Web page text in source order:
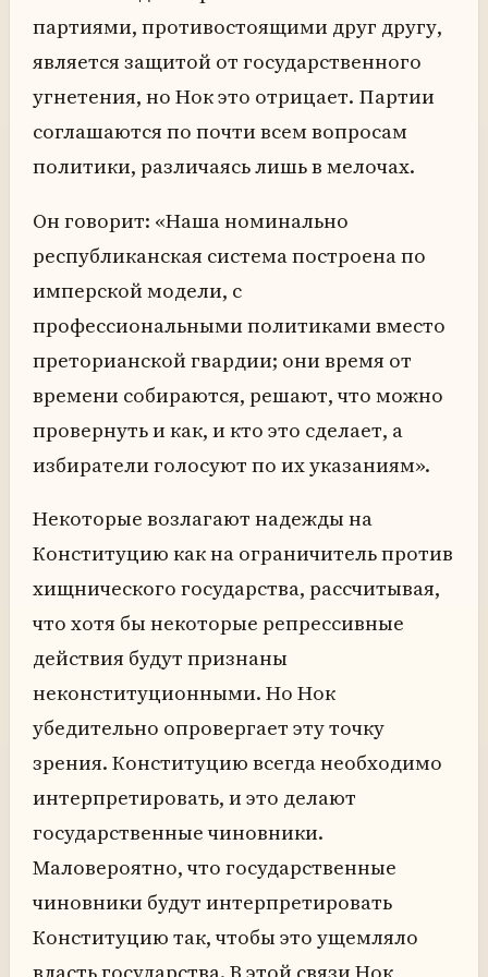
партиями, противостоящими друг другу,
является защитой от государственного
угнетения, но Нок это отрицает. Партии
соглашаются по почти всем вопросам
политики, различаясь лишь в мелочах.
Он говорит: «Наша номинально
республиканская система построена по
имперской модели, с
профессиональными политиками вместо
преторианской гвардии; они время от
времени собираются, решают, что можно
провернуть и как, и кто это сделает, а
избиратели голосуют по их указаниям».
Некоторые возлагают надежды на
Конституцию как на ограничитель против
хищнического государства, рассчитывая,
что хотя бы некоторые репрессивные
действия будут признаны
неконституционными. Но Нок
убедительно опровергает эту точку
зрения. Конституцию всегда необходимо
интерпретировать, и это делают
государственные чиновники.
Маловероятно, что государственные
чиновники будут интерпретировать
Конституцию так, чтобы это ущемляло